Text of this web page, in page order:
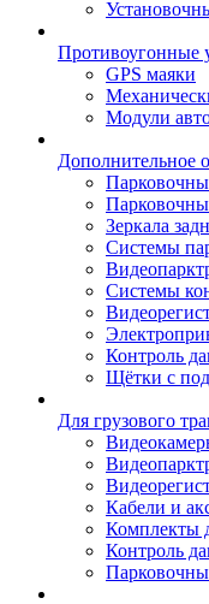
Противоугонные
GPS маяки
Модули
Дополнительное
Зеркала
Системы
Системы
Контроль
Щётки с
Для грузового
Кабели и
Комплекты
Контроль